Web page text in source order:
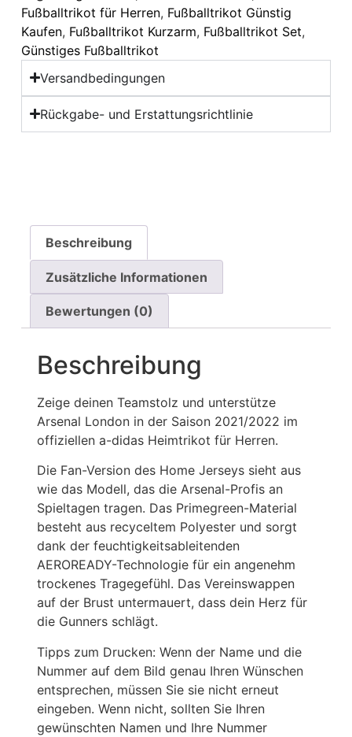
Fußballtrikot für Herren, Fußballtrikot Günstig
Kaufen, Fußballtrikot Kurzarm, Fußballtrikot Set,
Günstiges Fußballtrikot
Versandbedingungen
Rückgabe- und Erstattungsrichtlinie
Beschreibung
Zusätzliche Informationen
Bewertungen (0)
Beschreibung
Zeige deinen Teamstolz und unterstütze
Arsenal London in der Saison 2021/2022 im
offiziellen a-didas Heimtrikot für Herren.
Die Fan-Version des Home Jerseys sieht aus
wie das Modell, das die Arsenal-Profis an
Spieltagen tragen. Das Primegreen-Material
besteht aus recyceltem Polyester und sorgt
dank der feuchtigkeitsableitenden
AEROREADY-Technologie für ein angenehm
trockenes Tragegefühl. Das Vereinswappen
auf der Brust untermauert, dass dein Herz für
die Gunners schlägt.
Tipps zum Drucken: Wenn der Name und die
Nummer auf dem Bild genau Ihren Wünschen
entsprechen, müssen Sie sie nicht erneut
eingeben. Wenn nicht, sollten Sie Ihren
gewünschten Namen und Ihre Nummer